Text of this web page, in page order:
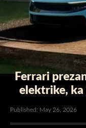
Ferrari
elektrike, ka
Published: May 26, 2026